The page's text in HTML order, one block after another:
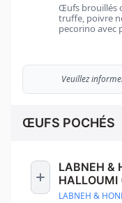
Œufs brouillés
truffe, poivre
pecorino avec
Veuillez
ŒUFS POCHÉS
LABNEH &
HALLOUMI
LABNEH &